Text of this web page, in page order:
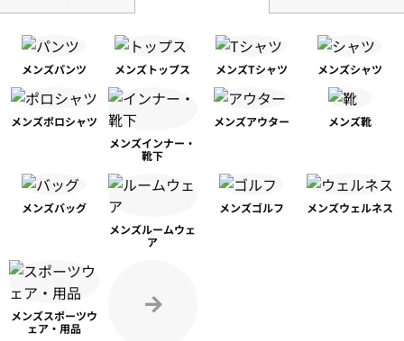
メンズパンツ メンズトップス メンズTシャツ メンズシャツ
メンズポロシャツ
メンズインナー・
靴下
メンズアウター メンズ靴
メンズバッグ
メンズルームウェ
ア
メンズゴルフ メンズウェルネス
メンズスポーツウ
ェア・用品